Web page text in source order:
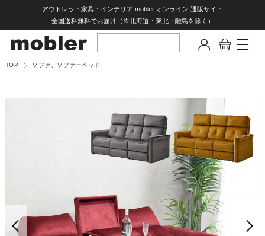
アウトレット家具・インテリア mobler オンライン 通販サイト
全国送料無料でお届け（※北海道・東北・離島を除く）
TOP ソファ、ソファーベッド